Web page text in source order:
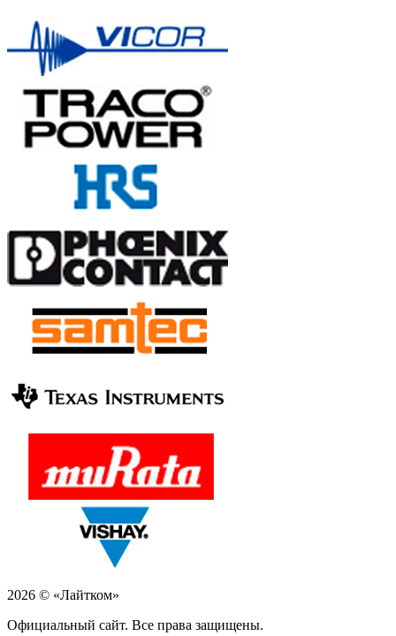
2026 © «Лайтком»
Официальный сайт. Все права защищены.